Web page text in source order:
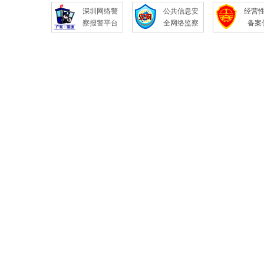
深圳网络警
察报警平台
公共信息安
全网络监察
经营
备案